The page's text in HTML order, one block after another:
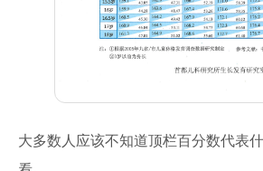
大多数人应该不知道顶栏百分数代表